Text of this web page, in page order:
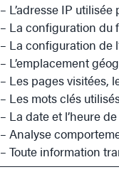
– L’adresse IP
– La configuration du
– La configuration de
– L’emplacement
– Les pages visitées,
– Les mots clés
– La date et l’heure
– Analyse
– Toute information